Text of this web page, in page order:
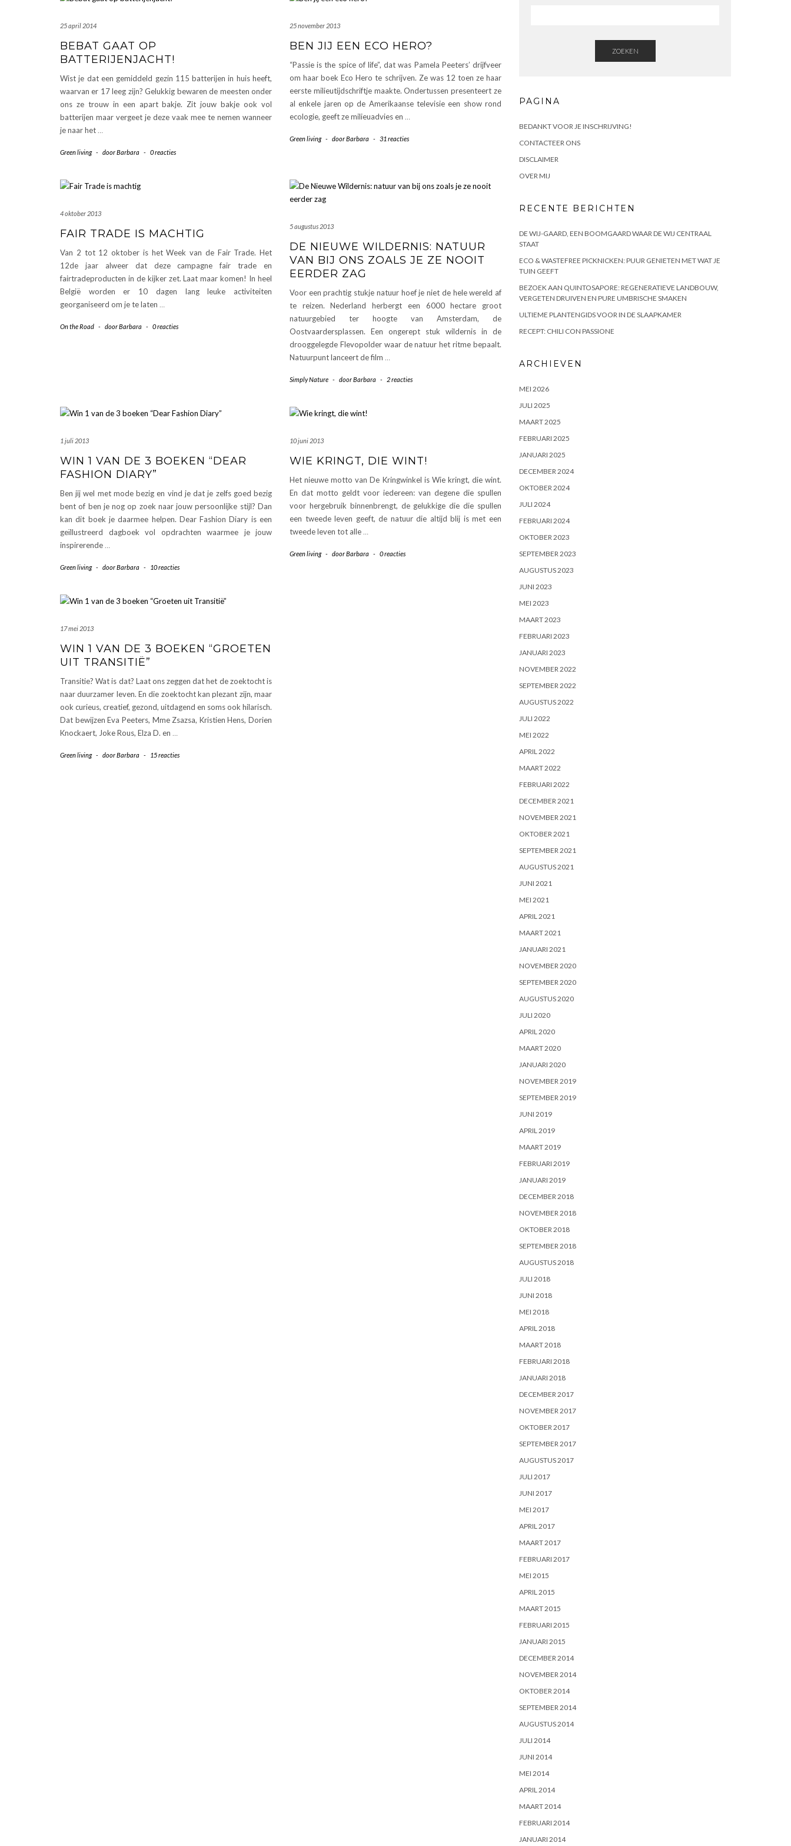
25 april 2014
BEBAT GAAT OP
BATTERIJENJACHT!
Wist je dat een gemiddeld gezin 115 batterijen in huis heeft,
waarvan er 17 leeg zijn? Gelukkig bewaren de meesten onder
ons ze trouw in een apart bakje. Zit jouw bakje ook vol
batterijen maar vergeet je deze vaak mee te nemen wanneer
je naar het …
Green living - doorBarbara - 0 reacties
25 november 2013
BEN JIJ EEN ECO HERO?
“Passie is the spice of life”, dat was Pamela Peeters’ drijfveer
om haar boek Eco Hero te schrijven. Ze was 12 toen ze haar
eerste milieutijdschriftje maakte. Ondertussen presenteert ze
al enkele jaren op de Amerikaanse televisie een show rond
ecologie, geeft ze milieuadvies en …
Green living - doorBarbara - 31 reacties
4 oktober 2013
FAIR TRADE IS MACHTIG
Van 2 tot 12 oktober is het Week van de Fair Trade. Het
12de jaar alweer dat deze campagne fair trade en
fairtradeproducten in de kijker zet. Laat maar komen! In heel
België worden er 10 dagen lang leuke activiteiten
georganiseerd om je te laten …
On the Road - doorBarbara - 0 reacties
5 augustus 2013
DE NIEUWE WILDERNIS: NATUUR
VAN BIJ ONS ZOALS JE ZE NOOIT
EERDER ZAG
Voor een prachtig stukje natuur hoef je niet de hele wereld af
te reizen. Nederland herbergt een 6000 hectare groot
natuurgebied ter hoogte van Amsterdam, de
Oostvaardersplassen. Een ongerept stuk wildernis in de
drooggelegde Flevopolder waar de natuur het ritme bepaalt.
Natuurpunt lanceert de film …
Simply Nature - doorBarbara - 2 reacties
1 juli 2013
WIN 1 VAN DE 3 BOEKEN “DEAR
FASHION DIARY”
Ben jij wel met mode bezig en vind je dat je zelfs goed bezig
bent of ben je nog op zoek naar jouw persoonlijke stijl? Dan
kan dit boek je daarmee helpen. Dear Fashion Diary is een
geïllustreerd dagboek vol opdrachten waarmee je jouw
inspirerende …
Green living - doorBarbara - 10 reacties
10 juni 2013
WIE KRINGT, DIE WINT!
Het nieuwe motto van De Kringwinkel is Wie kringt, die wint.
En dat motto geldt voor iedereen: van degene die spullen
voor hergebruik binnenbrengt, de gelukkige die die spullen
een tweede leven geeft, de natuur die altijd blij is met een
tweede leven tot alle …
Green living - doorBarbara - 0 reacties
17 mei 2013
WIN 1 VAN DE 3 BOEKEN “GROETEN
UIT TRANSITIË”
Transitie? Wat is dat? Laat ons zeggen dat het de zoektocht is
naar duurzamer leven. En die zoektocht kan plezant zijn, maar
ook curieus, creatief, gezond, uitdagend en soms ook hilarisch.
Dat bewijzen Eva Peeters, Mme Zsazsa, Kristien Hens, Dorien
Knockaert, Joke Rous, Elza D. en …
Green living - doorBarbara - 15 reacties
ZOEKEN
PAGINA
BEDANKT VOOR JE INSCHRIJVING!
CONTACTEER ONS
DISCLAIMER
OVER MIJ
RECENTE BERICHTEN
DE WIJ-GAARD, EEN BOOMGAARD WAAR DE WIJ CENTRAAL
STAAT
ECO & WASTEFREE PICKNICKEN: PUUR GENIETEN MET WAT JE
TUIN GEEFT
BEZOEK AAN QUINTOSAPORE: REGENERATIEVE LANDBOUW,
VERGETEN DRUIVEN EN PURE UMBRISCHE SMAKEN
ULTIEME PLANTENGIDS VOOR IN DE SLAAPKAMER
RECEPT: CHILI CON PASSIONE
ARCHIEVEN
MEI 2026
JULI 2025
MAART 2025
FEBRUARI 2025
JANUARI 2025
DECEMBER 2024
OKTOBER 2024
JULI 2024
FEBRUARI 2024
OKTOBER 2023
SEPTEMBER 2023
AUGUSTUS 2023
JUNI 2023
MEI 2023
MAART 2023
FEBRUARI 2023
JANUARI 2023
NOVEMBER 2022
SEPTEMBER 2022
AUGUSTUS 2022
JULI 2022
MEI 2022
APRIL 2022
MAART 2022
FEBRUARI 2022
DECEMBER 2021
NOVEMBER 2021
OKTOBER 2021
SEPTEMBER 2021
AUGUSTUS 2021
JUNI 2021
MEI 2021
APRIL 2021
MAART 2021
JANUARI 2021
NOVEMBER 2020
SEPTEMBER 2020
AUGUSTUS 2020
JULI 2020
APRIL 2020
MAART 2020
JANUARI 2020
NOVEMBER 2019
SEPTEMBER 2019
JUNI 2019
APRIL 2019
MAART 2019
FEBRUARI 2019
JANUARI 2019
DECEMBER 2018
NOVEMBER 2018
OKTOBER 2018
SEPTEMBER 2018
AUGUSTUS 2018
JULI 2018
JUNI 2018
MEI 2018
APRIL 2018
MAART 2018
FEBRUARI 2018
JANUARI 2018
DECEMBER 2017
NOVEMBER 2017
OKTOBER 2017
SEPTEMBER 2017
AUGUSTUS 2017
JULI 2017
JUNI 2017
MEI 2017
APRIL 2017
MAART 2017
FEBRUARI 2017
MEI 2015
APRIL 2015
MAART 2015
FEBRUARI 2015
JANUARI 2015
DECEMBER 2014
NOVEMBER 2014
OKTOBER 2014
SEPTEMBER 2014
AUGUSTUS 2014
JULI 2014
JUNI 2014
MEI 2014
APRIL 2014
MAART 2014
FEBRUARI 2014
JANUARI 2014